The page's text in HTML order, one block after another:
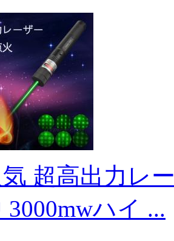
超高出力レ
3000mwハイ ...